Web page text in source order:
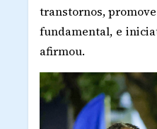
transtornos,
fundamental, e
afirmou.